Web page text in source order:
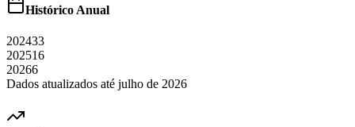
Histórico Anual
202433
202516
20266
Dados atualizados até julho de 2026